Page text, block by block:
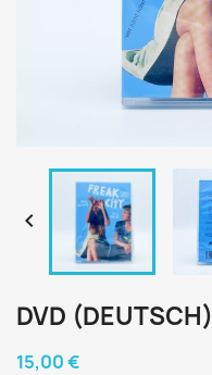

DVD (DEUTSCH)
15,00 €